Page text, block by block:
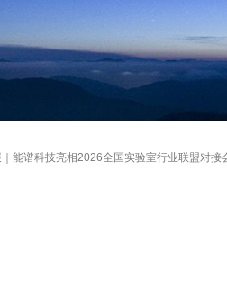
能谱科技亮相2026全国实验室行业联盟对接